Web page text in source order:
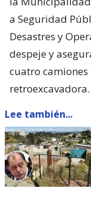
a Seguridad
Desastres y
despeje y
cuatro
retroexcavadora.
Lee también...